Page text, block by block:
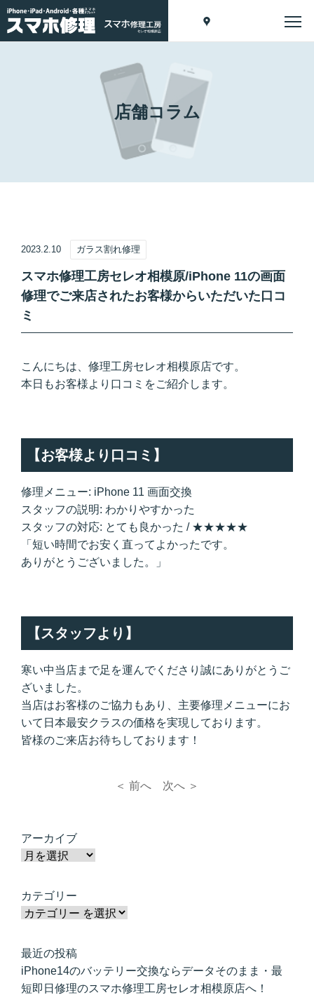
店舗コラム
2023.2.10 ガラス割れ修理
スマホ修理工房セレオ相模原/iPhone 11の画面
修理でご来店されたお客様からいただいた口コ
ミ
こんにちは、修理工房セレオ相模原店です。
本日もお客様より口コミをご紹介します。
【お客様より口コミ】
修理メニュー: iPhone 11 画面交換
スタッフの説明: わかりやすかった
スタッフの対応: とても良かった / ★★★★★
「短い時間でお安く直ってよかったです。
ありがとうございました。」
【スタッフより】
寒い中当店まで足を運んでくださり誠にありがとうご
ざいました。
当店はお客様のご協力もあり、主要修理メニューにお
いて 日本最安クラスの価格を実現しております。
皆様のご来店お待ちしております！
＜ 前へ 次へ ＞
アーカイブ
カテゴリー
最近の投稿
iPhone14のバッテリー交換ならデータそのまま・最
短即日修理のスマホ修理工房セレオ相模原店へ！